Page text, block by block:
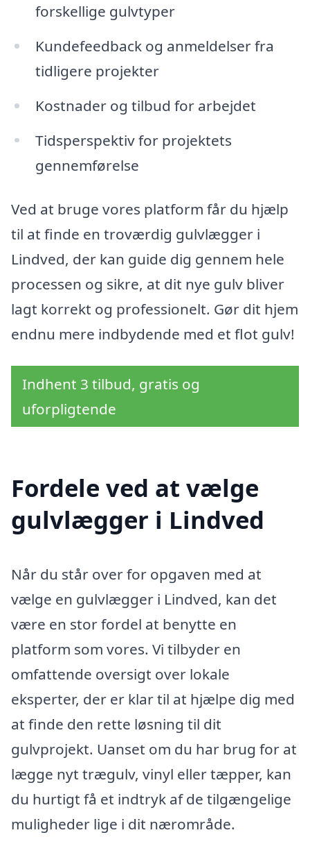
forskellige gulvtyper
Kundefeedback og anmeldelser fra
tidligere projekter
Kostnader og tilbud for arbejdet
Tidsperspektiv for projektets
gennemførelse
Ved at bruge vores platform får du hjælp
til at finde en troværdig gulvlægger i
Lindved, der kan guide dig gennem hele
processen og sikre, at dit nye gulv bliver
lagt korrekt og professionelt. Gør dit hjem
endnu mere indbydende med et flot gulv!
Indhent 3 tilbud, gratis og
uforpligtende
Fordele ved at vælge
gulvlægger i Lindved
Når du står over for opgaven med at
vælge en gulvlægger i Lindved, kan det
være en stor fordel at benytte en
platform som vores. Vi tilbyder en
omfattende oversigt over lokale
eksperter, der er klar til at hjælpe dig med
at finde den rette løsning til dit
gulvprojekt. Uanset om du har brug for at
lægge nyt trægulv, vinyl eller tæpper, kan
du hurtigt få et indtryk af de tilgængelige
muligheder lige i dit nærområde.